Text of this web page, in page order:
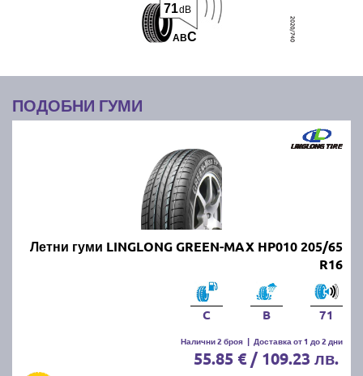
ABC
71dB
ПОДОБНИ ГУМИ
Летни гуми LINGLONG GREEN-MAX HP010 205/65
R16
C B 71
Налични 2 броя | Доставка от 1 до 2 дни
55.85 € / 109.23 лв.